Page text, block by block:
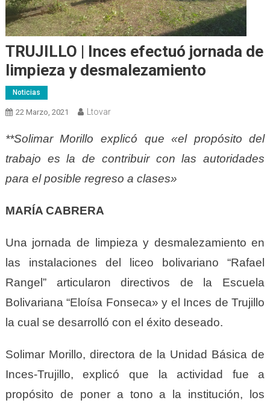
TRUJILLO | Inces efectuó jornada de
limpieza y desmalezamiento
Noticias
22 Marzo, 2021 Ltovar
**Solimar Morillo explicó que «el propósito del
trabajo es la de contribuir con las autoridades
para el posible regreso a clases»
MARÍA CABRERA
Una jornada de limpieza y desmalezamiento en
las instalaciones del liceo bolivariano “Rafael
Rangel” articularon directivos de la Escuela
Bolivariana “Eloísa Fonseca» y el Inces de Trujillo
la cual se desarrolló con el éxito deseado.
Solimar Morillo, directora de la Unidad Básica de
Inces-Trujillo, explicó que la actividad fue a
propósito de poner a tono a la institución, los